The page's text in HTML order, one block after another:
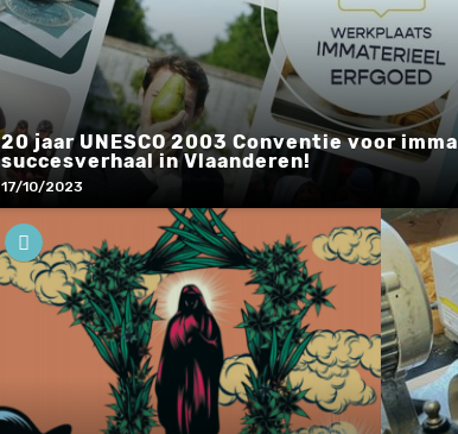
20 jaar UNESCO 2003 Conventie voor
succesverhaal in Vlaanderen!
17/10/2023